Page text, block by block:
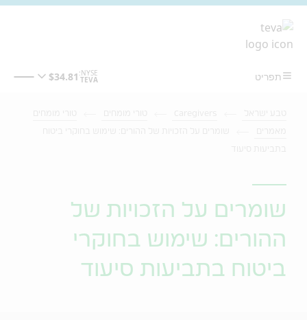
שומרים על הזכויות של
ההורים: שימוש בחוקרי
ביטוח בתביעות סיעוד